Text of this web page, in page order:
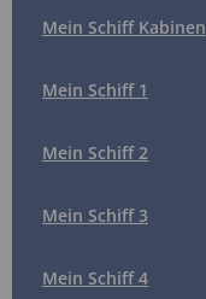
Mein Schiff Kabinen
Mein Schiff 1
Mein Schiff 2
Mein Schiff 3
Mein Schiff 4